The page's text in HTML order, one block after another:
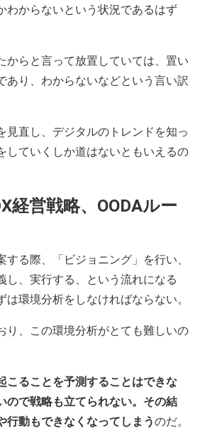
わからないという状況であるはず
からと言って放置していては、置い
あり、わからないなどという言い訳
見直し、デジタルのトレンドを知っ
していくしか道はないともいえるの
経営戦略、OODAルー
る際、「ビジョニング」を行い、
し、実行する、という流れになる
は環境分析をしなければならない。
り、この環境分析がとても難しいの
こることを予測することはできな
ので戦略も立てられない。その結
行動もできなくなってしまうのだ。